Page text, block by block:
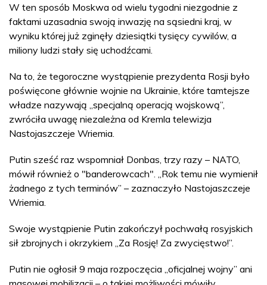
W ten sposób Moskwa od wielu tygodni niezgodnie z
faktami uzasadnia swoją inwazję na sąsiedni kraj, w
wyniku której już zginęły dziesiątki tysięcy cywilów, a
miliony ludzi stały się uchodźcami.
Na to, że tegoroczne wystąpienie prezydenta Rosji było
poświęcone głównie wojnie na Ukrainie, które tamtejsze
władze nazywają „specjalną operacją wojskową”,
zwróciła uwagę niezależna od Kremla telewizja
Nastojaszczeje Wriemia.
Putin sześć raz wspomniał Donbas, trzy razy – NATO,
mówił również o "banderowcach". „Rok temu nie wymienił
żadnego z tych terminów” – zaznaczyło Nastojaszczeje
Wriemia.
Swoje wystąpienie Putin zakończył pochwałą rosyjskich
sił zbrojnych i okrzykiem „Za Rosję! Za zwycięstwo!”.
Putin nie ogłosił 9 maja rozpoczęcia „oficjalnej wojny” ani